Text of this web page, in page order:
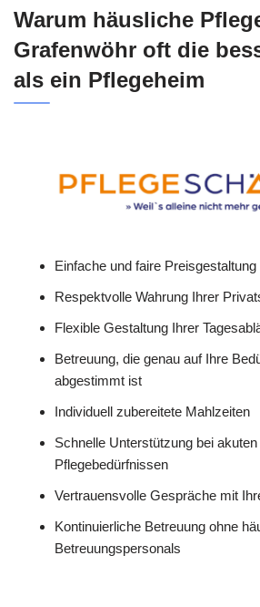
Warum häusliche
Grafenwöhr oft die
als ein Pflegeheim
Einfache und faire Preisgestaltung
Respektvolle Wahrung Ihrer
Flexible Gestaltung Ihrer
Betreuung, die genau auf Ihre
abgestimmt ist
Individuell zubereitete Mahlzeiten
Schnelle Unterstützung bei akuten
Pflegebedürfnissen
Vertrauensvolle Gespräche mit
Kontinuierliche Betreuung ohne
Betreuungspersonals